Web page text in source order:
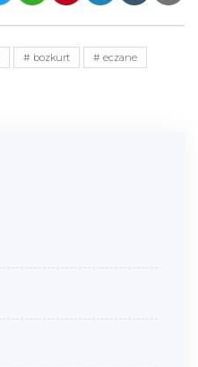
# bozkurt # eczane